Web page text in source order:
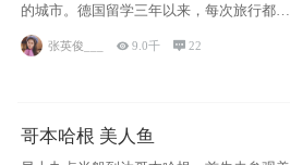
的城市。德国留学三年以来，每次旅行都是
张英俊___ 9.0千 22
哥本哈根 美人鱼